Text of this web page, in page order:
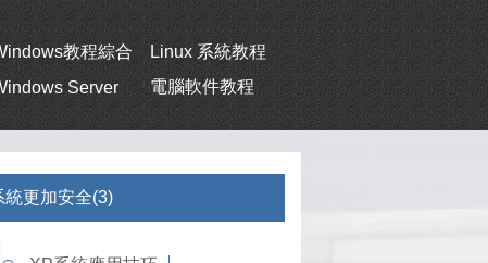
教程綜合
Linux 系統教程
Server 電腦軟件教程
更加安全(3)